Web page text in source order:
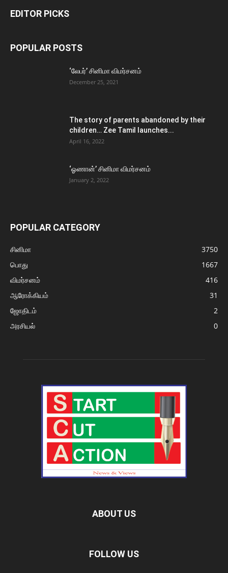
EDITOR PICKS
POPULAR POSTS
‘லேபர்’ சினிமா விமர்சனம்
December 25, 2021
The story of parents abandoned by their
children… Zee Tamil launches...
April 16, 2022
‘ஓணான்’ சினிமா விமர்சனம்
January 2, 2022
POPULAR CATEGORY
சினிமா
3750
பொது
1667
விமர்சனம்
416
ஆரோக்கியம்
31
ஜோதிடம்
2
அரசியல்
0
ABOUT US
FOLLOW US